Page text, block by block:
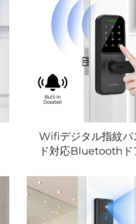
Wifiデジタル指紋パ
ド対応Bluetoothド